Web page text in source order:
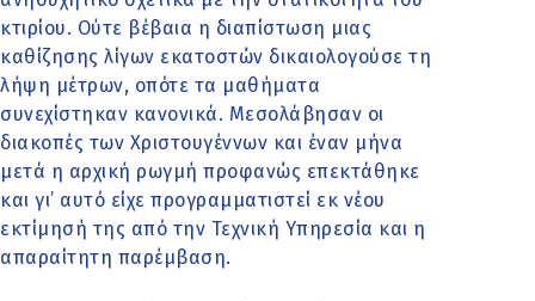
κτιρίου. Ούτε βέβαια η διαπίστωση μιας
καθίζησης λίγων εκατοστών δικαιολογούσε τη
λήψη μέτρων, οπότε τα μαθήματα
συνεχίστηκαν κανονικά. Μεσολάβησαν οι
διακοπές των Χριστουγέννων και έναν μήνα
μετά η αρχική ρωγμή προφανώς επεκτάθηκε
και γι’ αυτό είχε προγραμματιστεί εκ νέου
εκτίμησή της από την Τεχνική Υπηρεσία και η
απαραίτητη παρέμβαση.